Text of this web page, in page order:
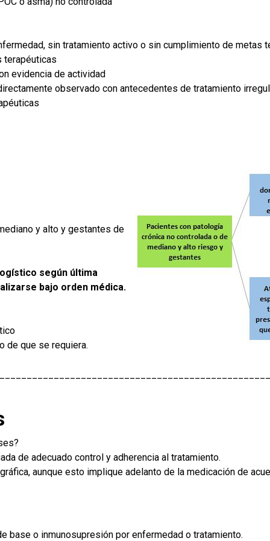
sin tratamiento activo o sin cumplimiento de metas
terapéuticas
evidencia de actividad
observado con antecedentes de tratamiento
y alto y gestantes de
según última
bajo orden médica.
de que se requiera.
de adecuado control y adherencia al tratamiento.
aunque esto implique adelanto de la medicación de
o inmunosupresión por enfermedad o tratamiento.